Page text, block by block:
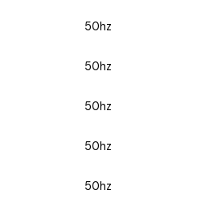
50hz
50hz
50hz
50hz
50hz